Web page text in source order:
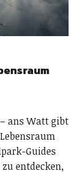
ans Watt gibt
Guides
entdecken,